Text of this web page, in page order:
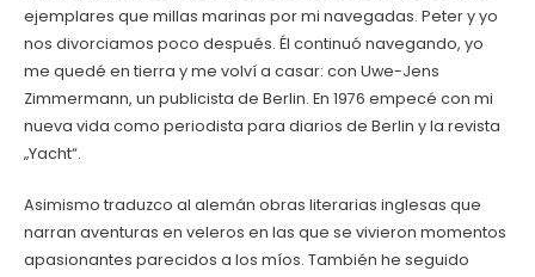
ejemplares que millas marinas por mi navegadas. Peter y yo
nos divorciamos poco después. Él continuó navegando, yo
me quedé en tierra y me volví a casar: con Uwe-Jens
Zimmermann, un publicista de Berlin. En 1976 empecé con mi
nueva vida como periodista para diarios de Berlin y la revista
„Yacht“.
Asimismo traduzco al alemán obras literarias inglesas que
narran aventuras en veleros en las que se vivieron momentos
apasionantes parecidos a los míos. También he seguido